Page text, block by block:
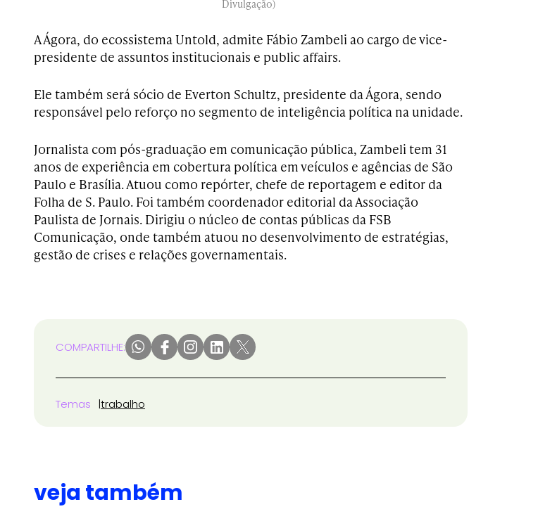
Divulgação)
A Ágora, do ecossistema Untold, admite Fábio Zambeli ao cargo de vice-
presidente de assuntos institucionais e public affairs.
Ele também será sócio de Everton Schultz, presidente da Ágora, sendo
responsável pelo reforço no segmento de inteligência política na unidade.
Jornalista com pós-graduação em comunicação pública, Zambeli tem 31
anos de experiência em cobertura política em veículos e agências de São
Paulo e Brasília. Atuou como repórter, chefe de reportagem e editor da
Folha de S. Paulo. Foi também coordenador editorial da Associação
Paulista de Jornais. Dirigiu o núcleo de contas públicas da FSB
Comunicação, onde também atuou no desenvolvimento de estratégias,
gestão de crises e relações governamentais.
COMPARTILHE:
Temas trabalho
veja também